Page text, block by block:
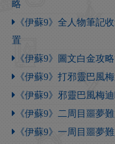
略
《伊蘇9》全人物筆記
置
《伊蘇9》圖文白金攻
《伊蘇9》打邪靈巴風
《伊蘇9》邪靈巴風梅
《伊蘇9》二周目噩夢
《伊蘇9》一周目噩夢